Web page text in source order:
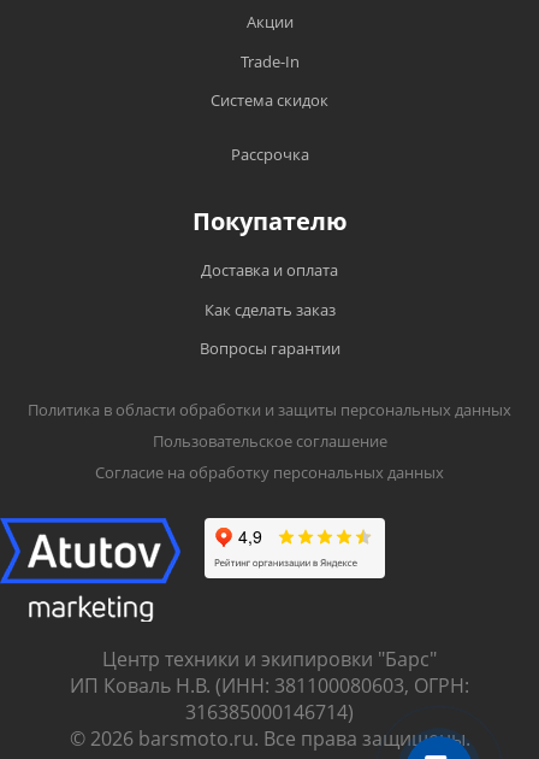
Акции
Trade-In
Система скидок
Рассрочка
Покупателю
Доставка и оплата
Как сделать заказ
Вопросы гарантии
Политика в области обработки и защиты персональных данных
Пользовательское соглашение
Согласие на обработку персональных данных
Центр техники и экипировки "Барс"
ИП Коваль Н.В. (ИНН: 381100080603, ОГРН:
316385000146714)
© 2026 barsmoto.ru. Все права защищены.